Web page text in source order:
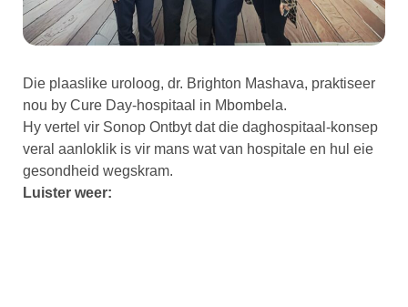
Die plaaslike uroloog, dr. Brighton Mashava, praktiseer
nou by Cure Day-hospitaal in Mbombela.
Hy vertel vir Sonop Ontbyt dat die daghospitaal-konsep
veral aanloklik is vir mans wat van hospitale en hul eie
gesondheid wegskram.
Luister weer: